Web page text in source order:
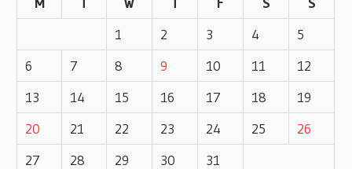
1 2 3 4
5
6
7 8 9 10 11
12
13
14 15 16 17 18
19
20
21 22 23 24 25
26
27
28 29 30 31